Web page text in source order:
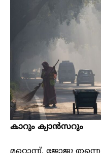
കാറും ക്യാൻസറും